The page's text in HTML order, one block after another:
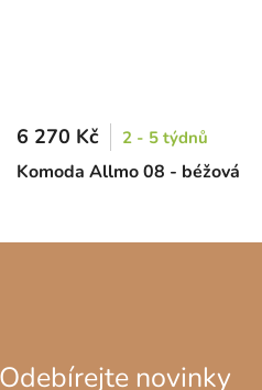
Komoda Allmo 08 - béžová
6 270 Kč 2 - 5 týdnů